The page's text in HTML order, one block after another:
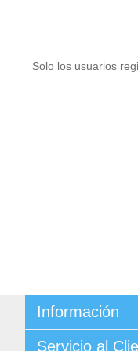
Solo los usuarios
Información
Servicio al